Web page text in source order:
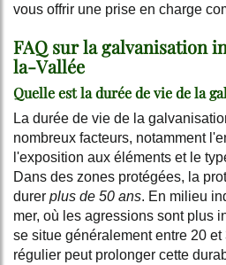
vous offrir une prise en charge
FAQ sur la galvanisation
la-Vallée
Quelle est la durée de vie de la
La durée de vie de la
nombreux facteurs, notamment
l'exposition aux éléments et le
Dans des zones protégées, la
durer plus de 50 ans. En milieu
mer, où les agressions sont plus
se situe généralement entre 20
régulier peut prolonger cette